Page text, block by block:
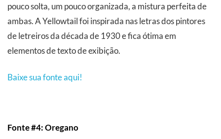
pouco solta, um pouco organizada, a mistura perfeita de
ambas. A Yellowtail foi inspirada nas letras dos pintores
de letreiros da década de 1930 e fica ótima em
elementos de texto de exibição.
Baixe sua fonte aqui!
Fonte #4: Oregano